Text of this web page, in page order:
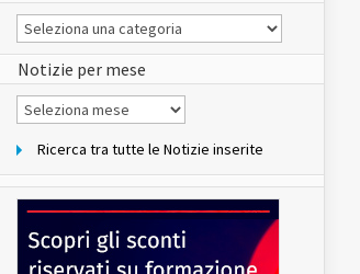
Le
Notizie
del
sito
Notizie per mese
Notizie
per
Ricerca tra tutte le Notizie inserite